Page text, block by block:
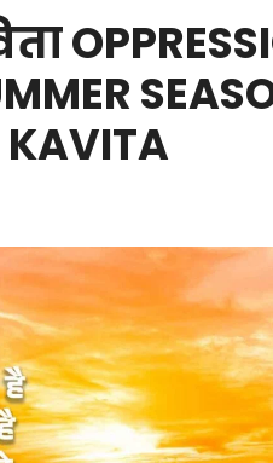
KAVITA